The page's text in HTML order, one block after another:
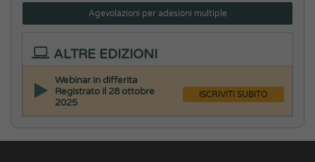
Agevolazioni per adesioni multiple
ALTRE EDIZIONI
Webinar in differita
Registrato il 28 ottobre
2025
ISCRIVITI SUBITO